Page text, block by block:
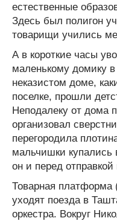
естественные
Здесь был полигон
товарищи учились
А в короткие часы
маленькому домику
неказистом доме,
поселке, прошли
Неподалеку от дома
организовал
перегородила
мальчишки
он и перед отправкой
Товарная платформа
уходят поезда в
оркестра. Вокруг